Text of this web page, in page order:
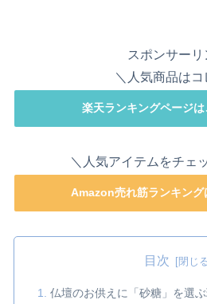
スポンサーリ
＼人気商品はコ
楽天ランキングページは
＼人気アイテムをチェ
Amazon売れ筋ランキング
目次
仏壇のお供えに「砂糖」を選ぶ